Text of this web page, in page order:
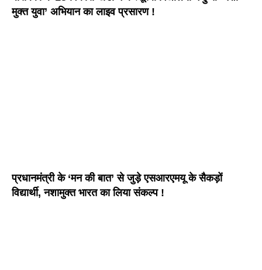
मुक्त युवा’ अभियान का लाइव प्रसारण !
प्रधानमंत्री के ‘मन की बात’ से जुड़े एसआरएमयू के सैकड़ों
विद्यार्थी, नशामुक्त भारत का लिया संकल्प !